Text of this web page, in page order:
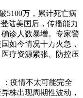
5100万，累计死亡病
陆美国后，传播能力
诊人数暴增。专家警
如今情况十万火急，
疗资源紧张、防控压
：疫情不太可能完全
株出现周期性波动，